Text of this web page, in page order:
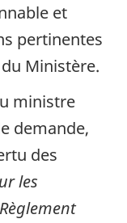
et
pertinentes
Ministère.
ministre
demande,
des
les
Règlement